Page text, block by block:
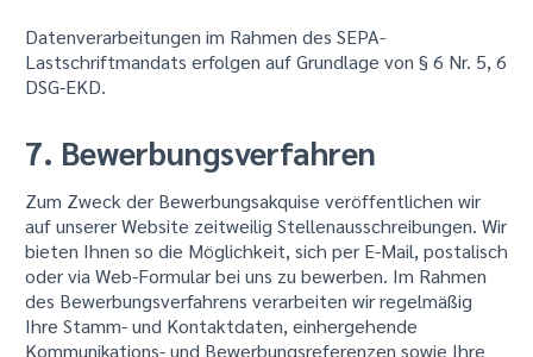
Datenverarbeitungen im Rahmen des SEPA-
Lastschriftmandats erfolgen auf Grundlage von § 6 Nr. 5, 6
DSG-EKD.
7. Bewerbungsverfahren
Zum Zweck der Bewerbungsakquise veröffentlichen wir
auf unserer Website zeitweilig Stellenausschreibungen. Wir
bieten Ihnen so die Möglichkeit, sich per E-Mail, postalisch
oder via Web-Formular bei uns zu bewerben. Im Rahmen
des Bewerbungsverfahrens verarbeiten wir regelmäßig
Ihre Stamm- und Kontaktdaten, einhergehende
Kommunikations- und Bewerbungsreferenzen sowie Ihre